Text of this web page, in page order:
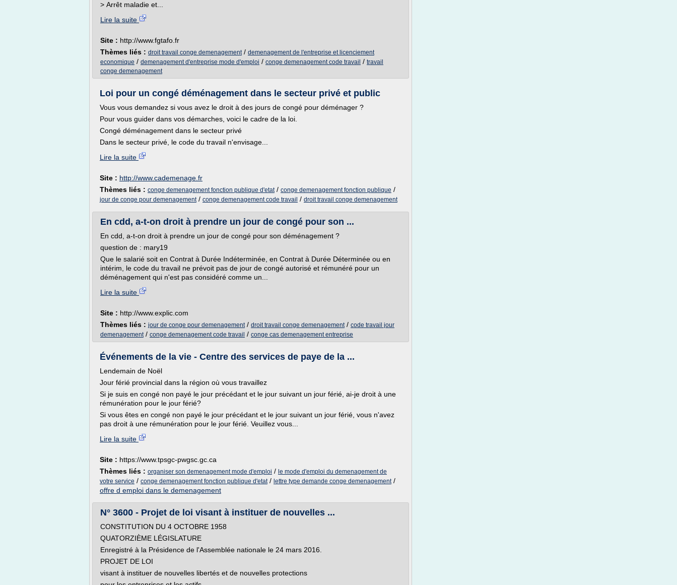
> Arrêt maladie et...
Lire la suite
Site : http://www.fgtafo.fr
Thèmes liés : droit travail conge demenagement/ demenagement de l'entreprise et licenciement
economique / demenagement d'entreprise mode d'emploi / conge demenagement code travail / travail
conge demenagement
Loi pour un congé déménagement dans le secteur privé et public
Vous vous demandez si vous avez le droit à des jours de congé pour déménager ?
Pour vous guider dans vos démarches, voici le cadre de la loi.
Congé déménagement dans le secteur privé
Dans le secteur privé, le code du travail n'envisage...
Lire la suite
Site : http://www.cademenage.fr
Thèmes liés : conge demenagement fonction publique d'etat/ conge demenagement fonction publique /
jour de conge pour demenagement/ conge demenagement code travail / droit travail conge demenagement
En cdd, a-t-on droit à prendre un jour de congé pour son ...
En cdd, a-t-on droit à prendre un jour de congé pour son déménagement ?
question de : mary19
Que le salarié soit en Contrat à Durée Indéterminée, en Contrat à Durée Déterminée ou en
intérim, le code du travail ne prévoit pas de jour de congé autorisé et rémunéré pour un
déménagement qui n'est pas considéré comme un...
Lire la suite
Site : http://www.explic.com
Thèmes liés : jour de conge pour demenagement/ droit travail conge demenagement/ code travail jour
demenagement/ conge demenagement code travail / conge cas demenagement entreprise
Événements de la vie - Centre des services de paye de la ...
Lendemain de Noël
Jour férié provincial dans la région où vous travaillez
Si je suis en congé non payé le jour précédant et le jour suivant un jour férié, ai-je droit à une
rémunération pour le jour férié?
Si vous êtes en congé non payé le jour précédant et le jour suivant un jour férié, vous n'avez
pas droit à une rémunération pour le jour férié. Veuillez vous...
Lire la suite
Site : https://www.tpsgc-pwgsc.gc.ca
Thèmes liés : organiser son demenagement mode d'emploi / le mode d'emploi du demenagement de
votre service / conge demenagement fonction publique d'etat/ lettre type demande conge demenagement/
offre d emploi dans le demenagement
N° 3600 - Projet de loi visant à instituer de nouvelles ...
CONSTITUTION DU 4 OCTOBRE 1958
QUATORZIÈME LÉGISLATURE
Enregistré à la Présidence de l'Assemblée nationale le 24 mars 2016.
PROJET DE LOI
visant à instituer de nouvelles libertés et de nouvelles protections